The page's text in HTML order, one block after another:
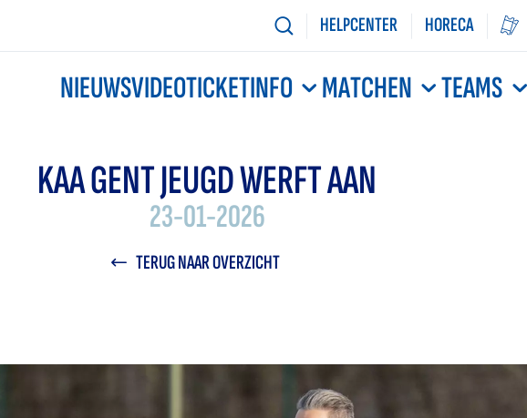
HELPCENTER HORECA
NIEUWSVIDEOTICKETINFO MATCHEN TEAMS
KAA GENT JEUGD WERFT AAN
23-01-2026
TERUG NAAR OVERZICHT